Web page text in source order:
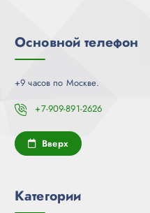
Основной телефон
+9 часов по Москве.
+7-909-891-2626
Вверх
Категории